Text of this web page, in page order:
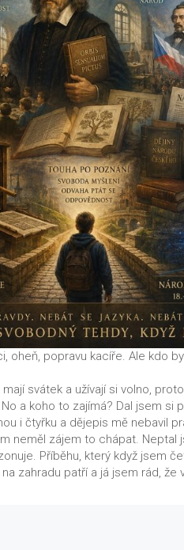
oheň, popravu kacíře. Ale kdo
svátek a užívají si volno,
a koho to zajímá? Dal jsem si
i čtyřku a dějepis mě nebavil
neměl zájem to chápat.
Příběhu, který když jsem
zahradu patří a já jsem rád, že